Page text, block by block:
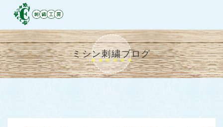
ミシン刺繍ブログ